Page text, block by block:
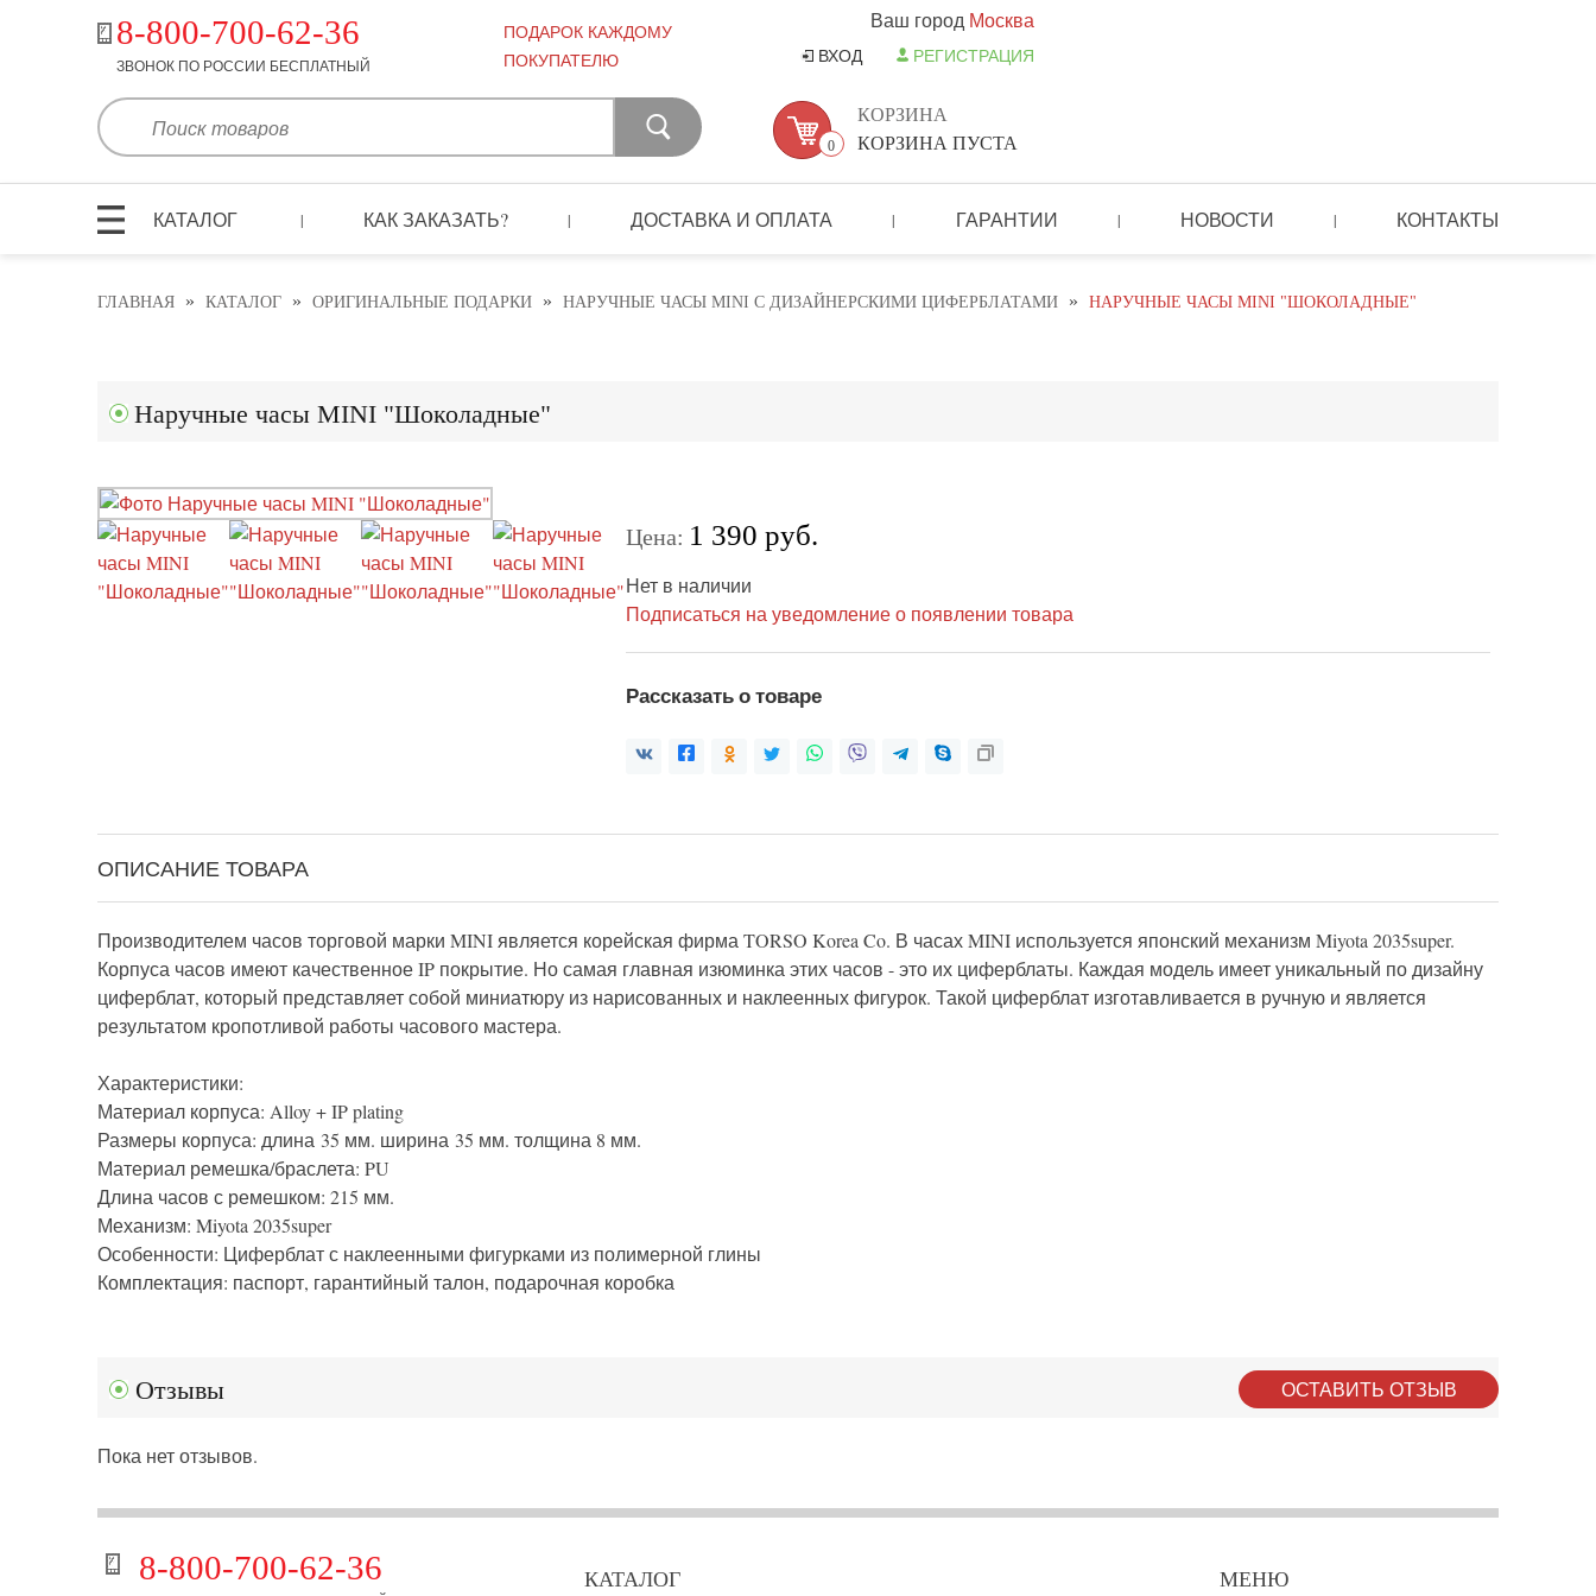
8-800-700-62-36
ЗВОНОК ПО РОССИИ БЕСПЛАТНЫЙ
ПОДАРОК КАЖДОМУ
ПОКУПАТЕЛЮ
Ваш город Москва
ВХОД РЕГИСТРАЦИЯ
0
КОРЗИНА
КОРЗИНА ПУСТА
КАТАЛОГ | КАК ЗАКАЗАТЬ? | ДОСТАВКА И ОПЛАТА | ГАРАНТИИ | НОВОСТИ | КОНТАКТЫ
ГЛАВНАЯ » КАТАЛОГ » ОРИГИНАЛЬНЫЕ ПОДАРКИ » НАРУЧНЫЕ ЧАСЫ MINI С ДИЗАЙНЕРСКИМИ ЦИФЕРБЛАТАМИ » НАРУЧНЫЕ ЧАСЫ MINI "ШОКОЛАДНЫЕ"
Наручные часы MINI "Шоколадные"
Цена: 1 390 руб.
Нет в наличии
Подписаться на уведомление о появлении товара
Рассказать о товаре
ОПИСАНИЕ ТОВАРА
Производителем часов торговой марки MINI является корейская фирма TORSO Korea Co. В часах MINI используется японский механизм Miyota 2035super.
Корпуса часов имеют качественное IP покрытие. Но самая главная изюминка этих часов - это их циферблаты. Каждая модель имеет уникальный по дизайну
циферблат, который представляет собой миниатюру из нарисованных и наклеенных фигурок. Такой циферблат изготавливается в ручную и является
результатом кропотливой работы часового мастера.
Характеристики:
Материал корпуса: Alloy + IP plating
Размеры корпуса: длина 35 мм. ширина 35 мм. толщина 8 мм.
Материал ремешка/браслета: PU
Длина часов с ремешком: 215 мм.
Механизм: Miyota 2035super
Особенности: Циферблат с наклеенными фигурками из полимерной глины
Комплектация: паспорт, гарантийный талон, подарочная коробка
Отзывы ОСТАВИТЬ ОТЗЫВ
Пока нет отзывов.
8-800-700-62-36 КАТАЛОГ МЕНЮ